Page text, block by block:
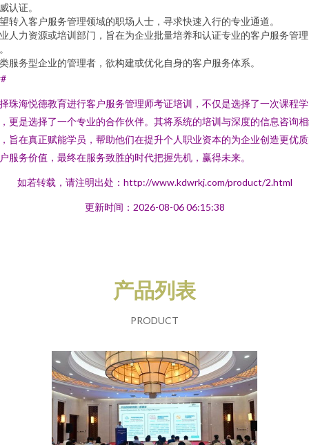
认证。
转入客户服务管理领域的职场人士，寻求快速入行的专业通道。
人力资源或培训部门，旨在为企业批量培养和认证专业的客户服务管
服务型企业的管理者，欲构建或优化自身的客户服务体系。
珠海悦德教育进行客户服务管理师考证培训，不仅是选择了一次课程学
更是选择了一个专业的合作伙伴。其将系统的培训与深度的信息咨询
旨在真正赋能学员，帮助他们在提升个人职业资本的为企业创造更优
服务价值，最终在服务致胜的时代把握先机，赢得未来。
如若转载，请注明出处：http://www.kdwrkj.com/product/2.html
更新时间：2026-08-06 06:15:38
产品列表
PRODUCT